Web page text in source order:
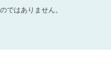
ではありません。